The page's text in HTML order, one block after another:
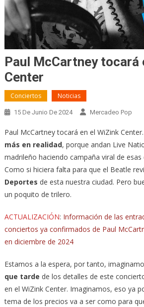
Paul McCartney tocará
Center
Conciertos Noticias
15 De Junio De 2024 Mercadeo Pop
Paul McCartney tocará en el WiZink Center.
más en realidad, porque andan Live
madrileño haciendo campaña viral de
Como si hiciera falta para que el Beatle
Deportes de esta nuestra ciudad. Pero
un poquito de trilero.
ACTUALIZACIÓN: Información de las
conciertos ya confirmados de Paul
en diciembre de 2024
Estamos a la espera, por tanto,
que tarde de los detalles de este
en el WiZink Center. Imaginamos, eso ya
tema de los precios va a ser como para